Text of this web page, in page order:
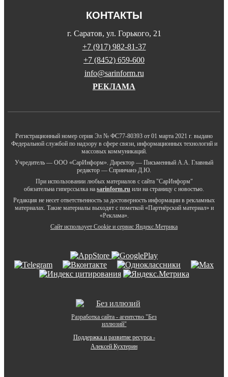
КОНТАКТЫ
г. Саратов, ул. Горького, 21
+7 (917) 982-81-37
+7 (8452) 659-600
info@sarinform.ru
РЕКЛАМА
Регистрационный номер серия Эл № ФС77-80393 от 01 марта 2021 г. выдано
Федеральной службой по надзору в сфере связи, информационных технологий и
массовых коммуникаций.
Учредитель — ООО «СарИнформ». Директор — Письменный А.А. Главный
редактор — Спринчанэ Д.Ю.
При использовании любых материалов с сайта "СарИнформ"
обязательна гиперссылка на sarinform.ru или на страницу с новостью.
Редакция не несет ответственность за достоверность информации в рекламных
материалах. Такие материалы выходят с пометкой «Партнёрский материал» и
«Реклама».
Сайт использует Cookie и сервиc Яндекс.Метрика
Разработка сайта - агентство "Без
иллюзий"
Поддержка и развитие ресурса -
Алексей Кухтерин